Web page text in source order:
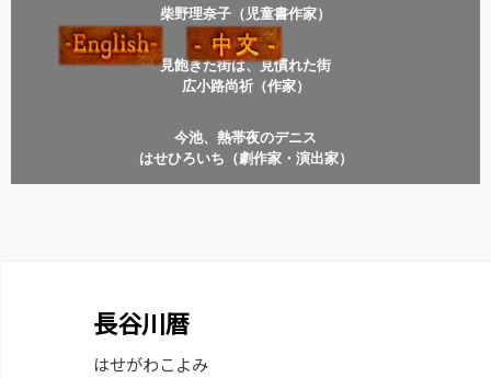
柴野理奈子（児童書作家）
見飽きた街は、見慣れた街
広小路尚祈（作家）
今池、熱帯夜のデニス
はせひろいち（劇作家・演出家）
長谷川暦
はせがわこよみ